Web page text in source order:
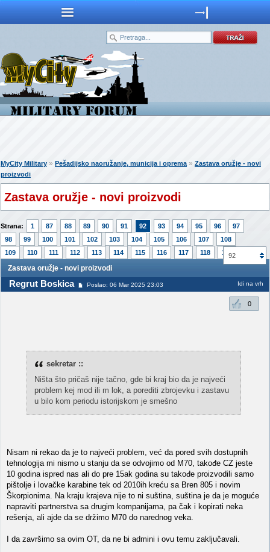
MyCity Military » Pešadijsko naoružanje, municija i oprema» Zastava oružje - novi
proizvodi
Zastava oružje - novi proizvodi
Strana: 1 87 88 89 90 91 92 93 94 95 96
97
98
99 100 101 102 103 104 105 106 107
108
109
110 111 112 113 114 115 116 117 118 11992
Zastava oružje - novi proizvodi
Regrut Boskica Poslao: 06 Mar 2025 23:03 Idi na vrh
0
sekretar ::
Ništa što pričaš nije tačno, gde bi kraj bio da je najveći
problem kej mod ili m lok, a porediti zbrojevku i zastavu
u bilo kom periodu istorijskom je smešno
Nisam ni rekao da je to najveći problem, već da pored svih dostupnih
tehnologija mi nismo u stanju da se odvojimo od M70, takođe CZ jeste
10 godina ispred nas ali do pre 15ak godina su takođe proizvodili samo
pištolje i lovačke karabine tek od 2010ih kreću sa Bren 805 i novim
Škorpionima. Na kraju krajeva nije to ni suština, suština je da je moguće
napraviti partnerstva sa drugim kompanijama, pa čak i kopirati neka
rešenja, ali ajde da se držimo M70 do narednog veka.
I da završimo sa ovim OT, da ne bi admini i ovu temu zaključavali.